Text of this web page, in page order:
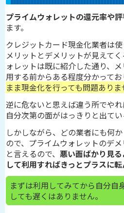
プライムウォレットの還元率や
ます。
クレジットカード現金化業者は
メリットとデメリットが見えて
ォレットは既に紹介した通り、
用する前からある程度分かってお
まま現金化を行っても問題ありま
逆に危ないと思えば違う所でや
自分次第の面がはっきりと出てい
しかしながら、どの業者にも何
ので、プライムウォレットのデ
と言えるので、 悪い面ばかり見
して利用すればきっとプラスに転
まずは利用してみてから自分自
しても遅くはありません。